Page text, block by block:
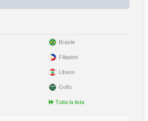
Brasile
Filippine
Libano
Golfo
Tutta la lista